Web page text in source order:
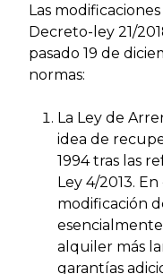
Las
Decreto-ley 21/
pasado 19 de
normas:
La Ley de
idea de
1994 tras las
Ley 4/2013.
modificación
alquiler más
garantías